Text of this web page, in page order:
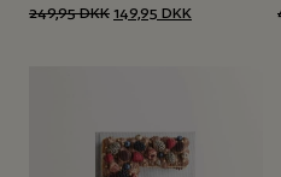
249,95DKK Den
249,95 DKK.
149,95 DKK